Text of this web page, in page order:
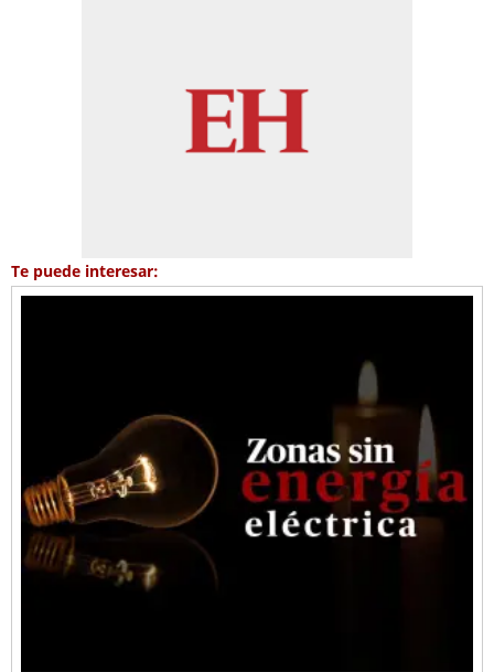
Te puede interesar: